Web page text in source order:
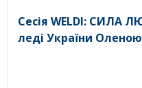
Сесія WELDI: СИЛА
леді України